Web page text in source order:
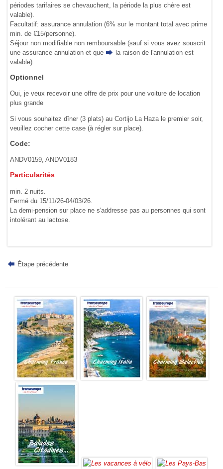
périodes tarifaires se chevauchent, la période la plus chère est
valable).
Facultatif: assurance annulation (6% sur le montant total avec prime
min. de €15/personne).
Séjour non modifiable non remboursable (sauf si vous avez souscrit
une assurance annulation et que
la raison de l'annulation est
valable).
Optionnel
Oui, je veux recevoir une offre de prix pour une voiture de location
plus grande
Si vous souhaitez dîner (3 plats) au Cortijo La Haza le premier soir,
veuillez cocher cette case (à régler sur place).
Code:
ANDV0159, ANDV0183
Particularités
min. 2 nuits.
Fermé du 15/11/26-04/03/26.
La demi-pension sur place ne s'addresse pas au personnes qui sont
intolérant au lactose.
Étape précédente